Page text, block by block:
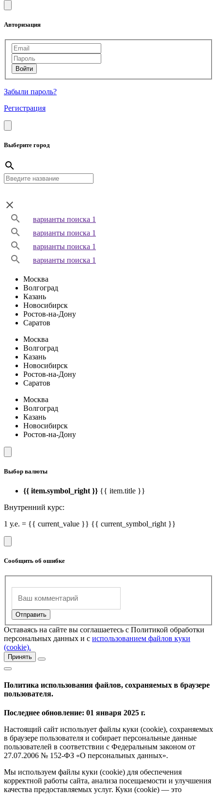
Авторизация
Забыли пароль?
Регистрация
Выберите город
варианты поиска 1
варианты поиска 1
варианты поиска 1
варианты поиска 1
Москва
Волгоград
Казань
Новосибирск
Ростов-на-Дону
Саратов
Москва
Волгоград
Казань
Новосибирск
Ростов-на-Дону
Саратов
Москва
Волгоград
Казань
Новосибирск
Ростов-на-Дону
Выбор валюты
{{ item.symbol_right }} {{ item.title }}
Внутренний курс:
1 у.е. = {{ current_value }} {{ current_symbol_right }}
Сообщить об ошибке
Оставаясь на сайте вы соглашаетесь с Политикой обработки
персональных данных и с использованием файлов куки
(cookie).
Принять
Политика использования файлов, сохраняемых в браузере
пользователя.
Последнее обновление: 01 января 2025 г.
Настоящий сайт использует файлы куки (cookie), сохраняемых
в браузере пользователя и собирает персональные данные
пользователей в соответствии с Федеральным законом от
27.07.2006 № 152-ФЗ «О персональных данных».
Мы используем файлы куки (cookie) для обеспечения
корректной работы сайта, анализа посещаемости и улучшения
качества предоставляемых услуг. Куки (cookie) — это